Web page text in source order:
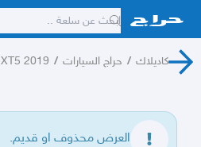
كاديلاك / حراج السيارات /
XT5 2019
العرض محذوف او قديم.